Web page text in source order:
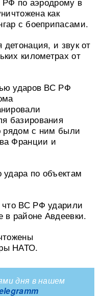
как
с боеприпасами.
и звук от
километрах от
ударов ВС РФ
базирования
рядом с ним были
Франции и
удара по объектам
ВС РФ ударили
в районе Авдеевки.
НАТО.
дня в нашем